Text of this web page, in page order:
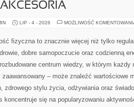
LIP - 4 - 2026 MOŻLIWOŚĆ
fizyczna to znacznie więcej niż tylko
dobre samopoczucie oraz codzienną
centrum wiedzy, w którym każdy
– może znaleźć wartościowe
zdrowego stylu życia, odżywiania oraz
koncentruje się na popularyzowaniu